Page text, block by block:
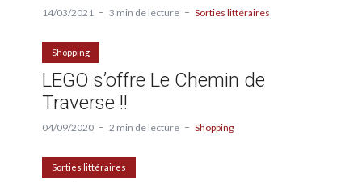
14/03/2021 3 min de lecture Sorties littéraires
Shopping
LEGO s’offre Le Chemin de
Traverse !!
04/09/2020 2 min de lecture Shopping
Sorties littéraires